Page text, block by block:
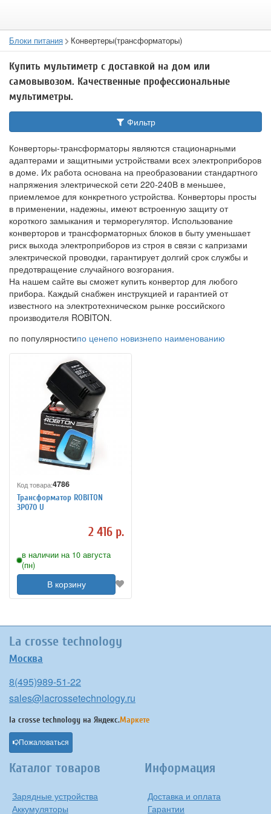
Блоки питания Конвертеры(трансформаторы)
Купить мультиметр с доставкой на дом или
самовывозом. Качественные профессиональные
мультиметры.
Фильтр
Конверторы-трансформаторы являются стационарными
адаптерами и защитными устройствами всех электроприборов
в доме. Их работа основана на преобразовании стандартного
напряжения электрической сети 220-240В в меньшее,
приемлемое для конкретного устройства. Конверторы просты
в применении, надежны, имеют встроенную защиту от
короткого замыкания и терморегулятор. Использование
конверторов и трансформаторных блоков в быту уменьшает
риск выхода электроприборов из строя в связи с капризами
электрической проводки, гарантирует долгий срок службы и
предотвращение случайного возгорания.
На нашем сайте вы сможет купить конвертор для любого
прибора. Каждый снабжен инструкцией и гарантией от
известного на электротехническом рынке российского
производителя ROBITON.
по популярностипо ценепо новизнепо наименованию
Код товара:4786
Трансформатор ROBITON
3P070 U
2 416 р.
в наличии на 10 августа
(пн)
В корзину
La crosse technology
Москва
8(495)989-51-22
sales@lacrossetechnology.ru
la crosse technology на Яндекс.Маркете
Пожаловаться
Каталог товаров
Зарядные устройства
Аккумуляторы
Информация
Доставка и оплата
Гарантии